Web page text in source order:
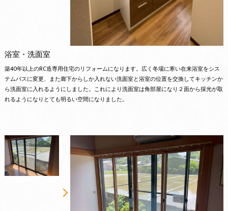
浴室・洗面室
築40年以上のRC造専用住宅のリフォームになります。広く冬場に寒い在来浴室をシス
テムバスに変更、また廊下からしか入れない洗面室と浴室の位置を交換してキッチンか
ら洗面室に入れるようにしました。これにより洗面室は角部屋になり２面から採光が取
れるようになりとても明るい空間になりました。